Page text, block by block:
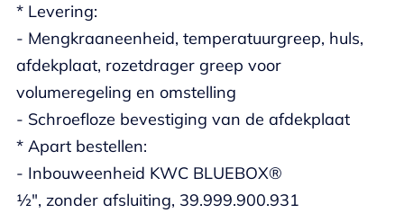
* Levering:
- Mengkraaneenheid, temperatuurgreep, huls,
afdekplaat, rozetdrager greep voor
volumeregeling en omstelling
- Schroefloze bevestiging van de afdekplaat
* Apart bestellen:
- Inbouweenheid KWC BLUEBOX®
½", zonder afsluiting, 39.999.900.931